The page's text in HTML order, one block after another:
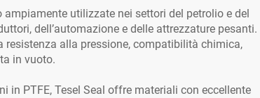
utilizzate nei settori del petrolio e del
dell’automazione e delle attrezzature pesanti.
resistenza alla pressione, compatibilità chimica,
in vuoto.
in PTFE, Tesel Seal offre materiali con eccellente